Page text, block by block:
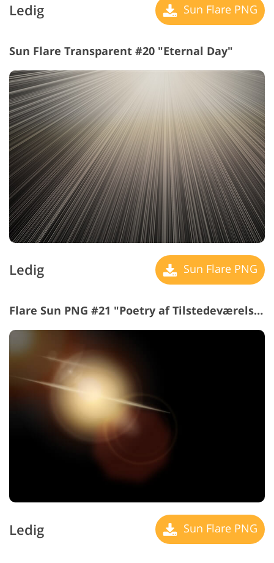
Ledig Sun Flare PNG
Sun Flare Transparent #20 "Eternal Day"
Ledig Sun Flare PNG
Flare Sun PNG #21 "Poetry af Tilstedeværelse"
Ledig Sun Flare PNG